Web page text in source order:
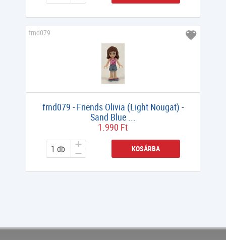
frnd079 - Friends Olivia (Light Nougat) -
Sand Blue ...
1.990 Ft
KOSÁRBA
frnd079